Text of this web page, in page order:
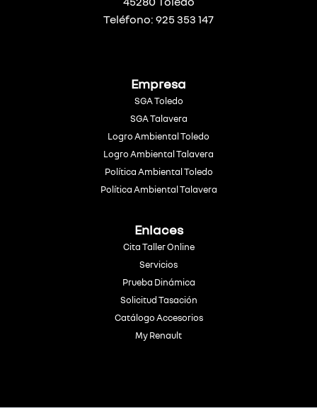
Teléfono: 925 353 147
Empresa
SGA Toledo
SGA Talavera
Logro Ambiental Toledo
Logro Ambiental Talavera
Política Ambiental Toledo
Política Ambiental Talavera
Enlaces
Cita Taller Online
Servicios
Prueba Dinámica
Solicitud Tasación
Catálogo Accesorios
My Renault